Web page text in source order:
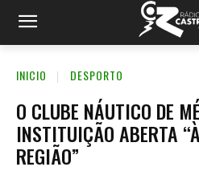
INICIO DESPORTO
O CLUBE NÁUTICO DE
INSTITUIÇÃO ABERTA
REGIÃO”